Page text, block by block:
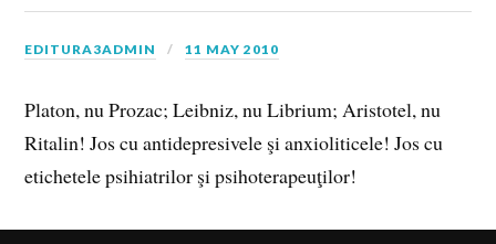
EDITURA3ADMIN 11 MAY 2010
Platon, nu Prozac; Leibniz, nu Librium; Aristotel, nu
Ritalin! Jos cu antidepresivele şi anxioliticele! Jos cu
etichetele psihiatrilor şi psihoterapeuţilor!